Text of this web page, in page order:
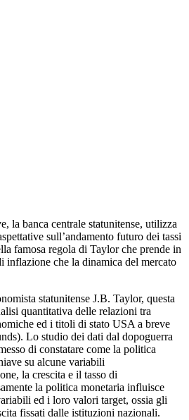
la banca centrale statunitense, utilizza
sull’andamento futuro dei tassi
famosa regola di Taylor che prende in
inflazione che la dinamica del mercato
statunitense J.B. Taylor, questa
quantitativa delle relazioni tra
ed i titoli di stato USA a breve
Lo studio dei dati dal dopoguerra
di constatare come la politica
su alcune variabili
la crescita e il tasso di
la politica monetaria influisce
ed i loro valori target, ossia gli
fissati dalle istituzioni nazionali.